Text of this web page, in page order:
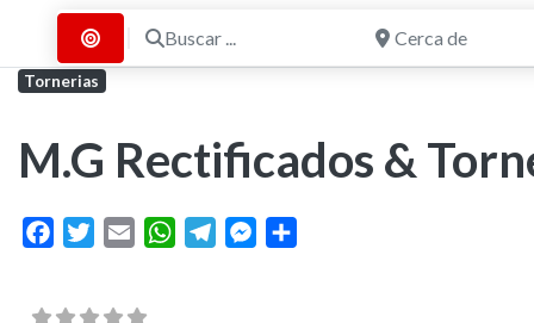
Buscar por Distancia
Buscar ... Cerca de
Tornerias
M.G Rectificados &
FacebookTwitterEmail WhatsAppTelegramMessenger